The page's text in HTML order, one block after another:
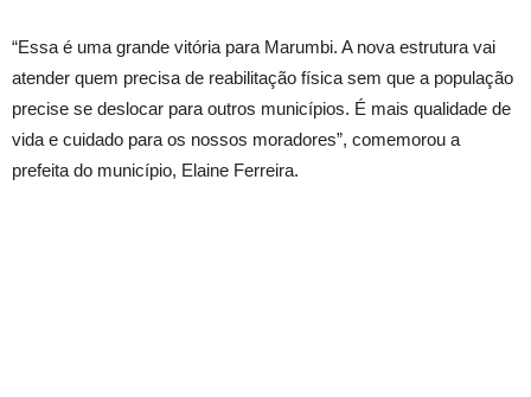
“Essa é uma grande vitória para Marumbi. A nova estrutura vai
atender quem precisa de reabilitação física sem que a população
precise se deslocar para outros municípios. É mais qualidade de
vida e cuidado para os nossos moradores”, comemorou a
prefeita do município, Elaine Ferreira.